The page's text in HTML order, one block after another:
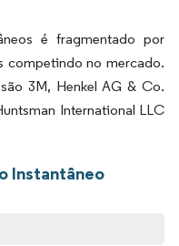
é fragmentado por
competindo no mercado.
3M, Henkel AG & Co.
International LLC
Instantâneo